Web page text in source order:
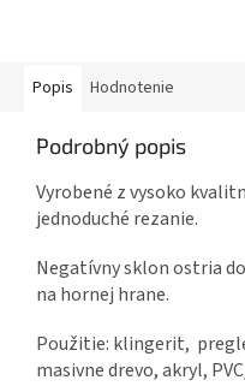
Popis Hodnotenie
Podrobný popis
Vyrobené z vysoko
jednoduché rezanie.
Negatívny sklon ostria
na hornej hrane.
Použitie: klingerit,
masivne drevo, akryl,